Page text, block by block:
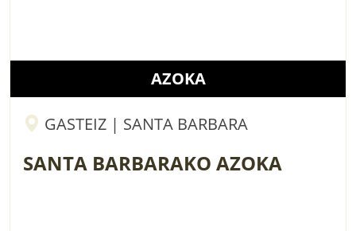
AZOKA
GASTEIZ | SANTA BARBARA
SANTA BARBARAKO AZOKA